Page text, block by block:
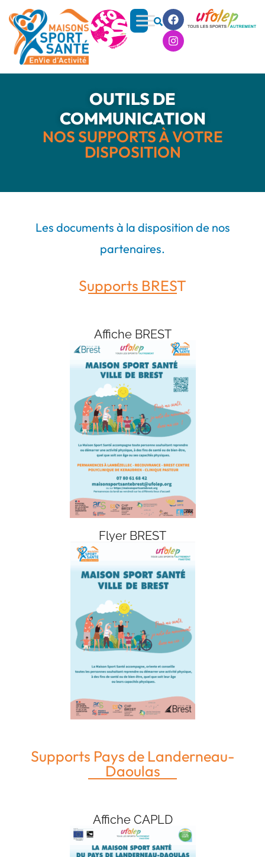
OUTILS DE
COMMUNICATION
NOS SUPPORTS À VOTRE
DISPOSITION
Les documents à la disposition de nos
partenaires.
Supports BREST
Affiche BREST
Flyer BREST
Supports Pays de Landerneau-
Daoulas
Affiche CAPLD